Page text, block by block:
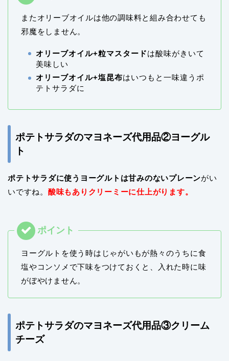
またオリーブオイルは他の調味料と組み合わせても
邪魔をしません。
オリーブオイル+粒マスタードは酸味がきいて
美味しい
オリーブオイル+塩昆布はいつもと一味違うポ
テトサラダに
ポテトサラダのマヨネーズ代用品②ヨーグル
ト
ポテトサラダに使うヨーグルトは甘みのないプレーンがい
いですね。 酸味もありクリーミーに仕上がります。
ヨーグルトを使う時はじゃがいもが熱々のうちに食
塩やコンソメで下味をつけておくと、入れた時に味
がぼやけません。
ポテトサラダのマヨネーズ代用品③クリーム
チーズ